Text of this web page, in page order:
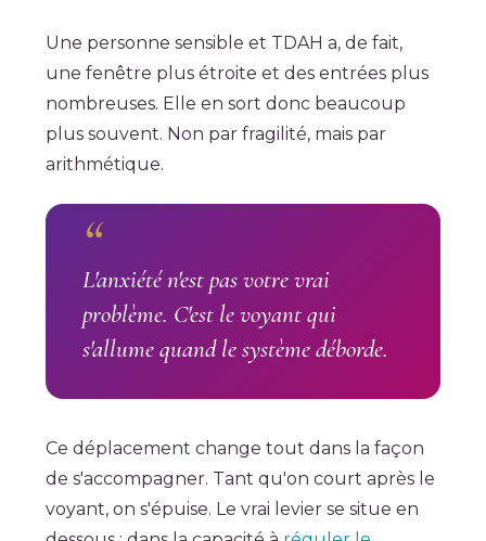
Une personne sensible et TDAH a, de fait,
une fenêtre plus étroite et des entrées plus
nombreuses. Elle en sort donc beaucoup
plus souvent. Non par fragilité, mais par
arithmétique.
L'anxiété n'est pas votre vrai
problème. C'est le voyant qui
s'allume quand le système déborde.
Ce déplacement change tout dans la façon
de s'accompagner. Tant qu'on court après le
voyant, on s'épuise. Le vrai levier se situe en